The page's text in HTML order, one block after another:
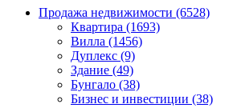
Продажа недвижимости (6528)
Квартира (1693)
Вилла (1456)
Дуплекс (9)
Здание (49)
Бунгало (38)
Бизнес и инвестиции (38)